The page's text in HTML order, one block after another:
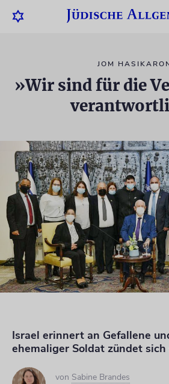
JOM
»Wir sind für die
Israel erinnert an Gefallene
ehemaliger Soldat zündet
von Sabine Brandes